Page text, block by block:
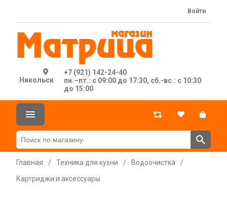
Никольск
+7 (921) 142-24-40
пн.–пт.: с 09:00 до 17:30, сб.-вс.: с 10:30
до 15:00
Войти
Главная / Техника для кухни / Водоочистка
/
Картриджи и аксессуары